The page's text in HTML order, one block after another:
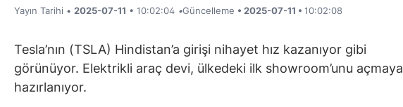
Yayın Tarihi • 2025-07-11 • 10:02:04 •Güncelleme • 2025-07-11 • 10:02:08
Tesla’nın (TSLA) Hindistan’a girişi nihayet hız kazanıyor gibi
görünüyor. Elektrikli araç devi, ülkedeki ilk showroom’unu açmaya
hazırlanıyor.